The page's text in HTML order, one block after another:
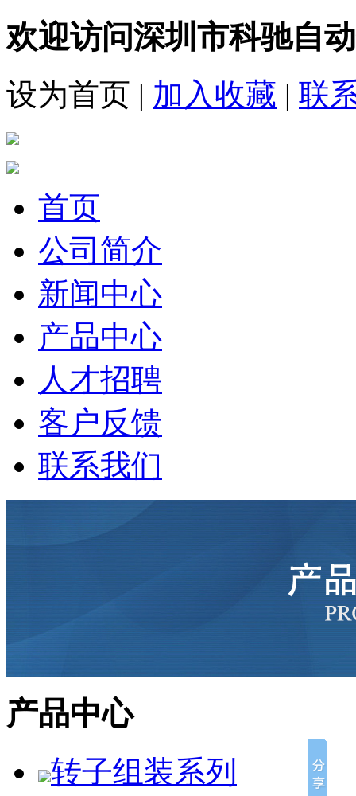
欢迎访问深圳市科驰自
设为首页 | 加入收藏 | 联
首页
公司简介
新闻中心
产品中心
人才招聘
客户反馈
联系我们
产品中心
转子组装系列